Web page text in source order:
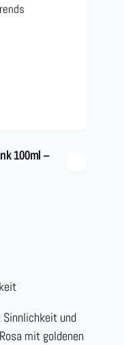
100ml –
und
mit goldenen